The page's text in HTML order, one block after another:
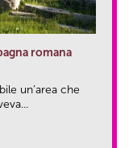
romana
un’area che